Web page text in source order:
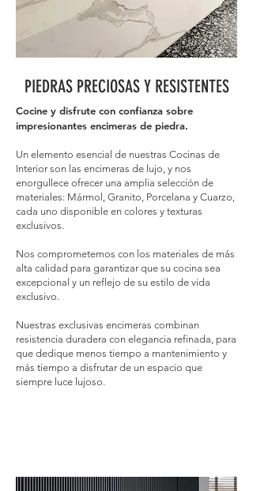
PIEDRAS PRECIOSAS Y RESISTENTES
Cocine y disfrute con confianza sobre
impresionantes encimeras de piedra.
Un elemento esencial de nuestras Cocinas de
Interior son las encimeras de lujo, y nos
enorgullece ofrecer una amplia selección de
materiales: Mármol, Granito, Porcelana y Cuarzo,
cada uno disponible en colores y texturas
exclusivos.
Nos comprometemos con los materiales de más
alta calidad para garantizar que su cocina sea
excepcional y un reflejo de su estilo de vida
exclusivo.
Nuestras exclusivas encimeras combinan
resistencia duradera con elegancia refinada, para
que dedique menos tiempo a mantenimiento y
más tiempo a disfrutar de un espacio que
siempre luce lujoso.